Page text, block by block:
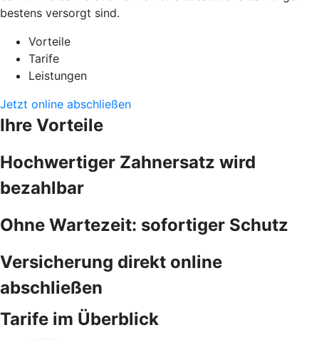
bestens versorgt sind.
Vorteile
Tarife
Leistungen
Jetzt online abschließen
Ihre Vorteile
Hochwertiger Zahnersatz wird
bezahlbar
Ohne Wartezeit: sofortiger Schutz
Versicherung direkt online
abschließen
Tarife im Überblick